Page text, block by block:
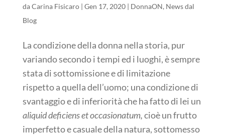
daCarina Fisicaro| Gen 17, 2020| DonnaON, News dal
Blog
La condizione della donna nella storia, pur
variando secondo i tempi ed i luoghi, è sempre
stata di sottomissione e di limitazione
rispetto a quella dell’uomo; una condizione di
svantaggio e di inferiorità che ha fatto di lei un
aliquid deficiens et occasionatum,cioè un frutto
imperfetto e casuale della natura, sottomesso